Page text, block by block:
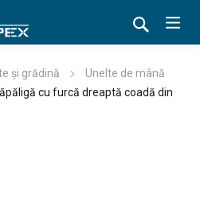
și grădină
Unelte de mână
cu furcă dreaptă coadă din